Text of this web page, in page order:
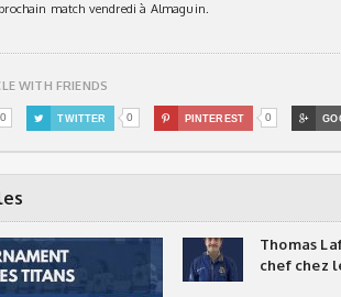
match vendredi à Almaguin.
WITH FRIENDS
0  TWITTER 0  PINTEREST 0 
Thomas
chef chez